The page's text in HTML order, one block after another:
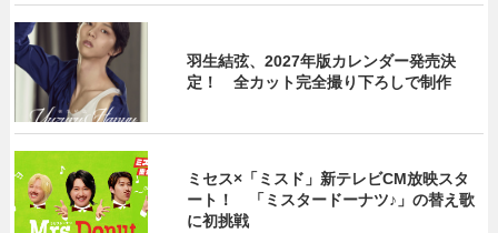
羽生結弦、2027年版カレンダー発売決
定！ 全カット完全撮り下ろしで制作
ミセス×「ミスド」新テレビCM放映スタ
ート！ 「ミスタードーナツ♪」の替え歌
に初挑戦